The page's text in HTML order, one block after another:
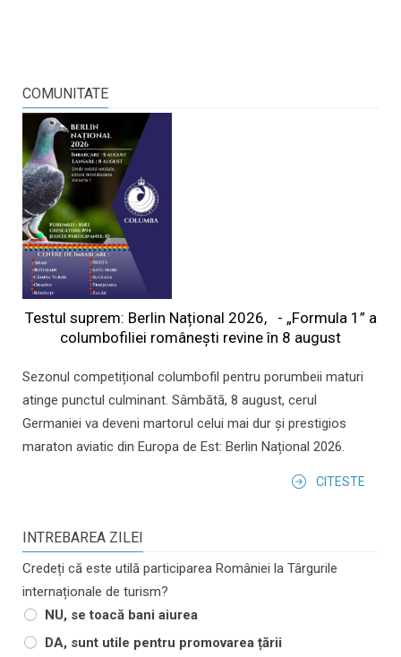
COMUNITATE
Testul suprem: Berlin Național 2026, - „Formula 1” a
columbofiliei româneşti revine în 8 august
Sezonul competițional columbofil pentru porumbeii maturi
atinge punctul culminant. Sâmbătă, 8 august, cerul
Germaniei va deveni martorul celui mai dur și prestigios
maraton aviatic din Europa de Est: Berlin Național 2026.
CITESTE
INTREBAREA ZILEI
Credeți că este utilă participarea României la Târgurile
internaționale de turism?
NU, se toacă bani aiurea
DA, sunt utile pentru promovarea țării